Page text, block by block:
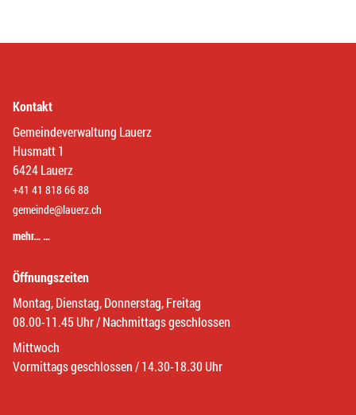
Kontakt
Gemeindeverwaltung Lauerz
Husmatt 1
6424 Lauerz
+41 41 818 66 88
gemeinde@lauerz.ch
mehr… …
Öffnungszeiten
Montag, Dienstag, Donnerstag, Freitag
08.00-11.45 Uhr / Nachmittags geschlossen
Mittwoch
Vormittags geschlossen / 14.30-18.30 Uhr